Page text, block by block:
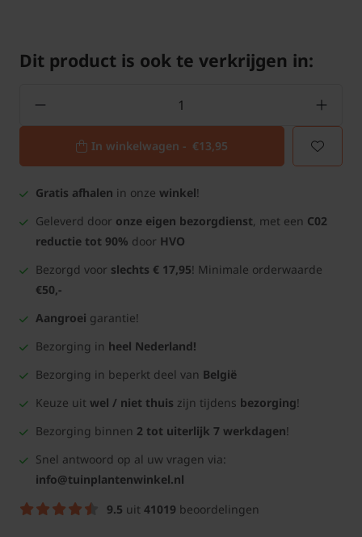
Dit product is ook te verkrijgen in:
In winkelwagen - €13,95
Gratis afhalen in onze winkel!
Geleverd door onze eigen bezorgdienst, met een C02
reductie tot 90% door HVO
Bezorgd voor slechts € 17,95! Minimale orderwaarde
€50,-
Aangroei garantie!
Bezorging in heel Nederland!
Bezorging in beperkt deel van België
Keuze uit wel / niet thuis zijn tijdens bezorging!
Bezorging binnen 2 tot uiterlijk 7 werkdagen!
Snel antwoord op al uw vragen via:
info@tuinplantenwinkel.nl
9.5 uit 41019 beoordelingen